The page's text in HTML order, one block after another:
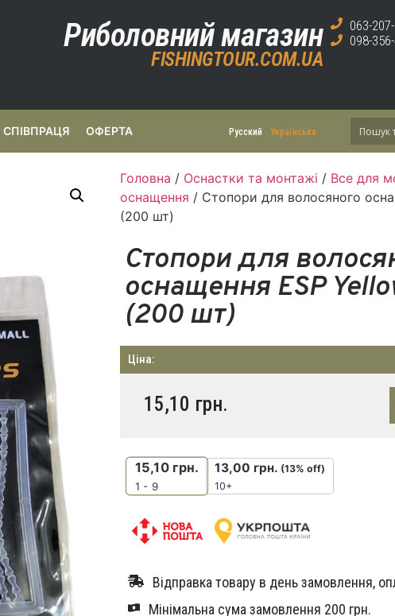
Риболовний магазин
FISHINGTOUR.COM.UA
063-
098-
Русский Українська
СПІВПРАЦЯ ОФЕРТА
Головна / Оснастки та монтажі / Все для
оснащення / Стопори для волосяного
(200 шт)
Стопори для
оснащення ESP
(200 шт)
Ціна:
15,10 грн.
15,10 грн.
1 - 9
13,00 грн. (13% off)
10+
Відправка товару в день замовлення,
Мінімальна сума замовлення 200 грн.